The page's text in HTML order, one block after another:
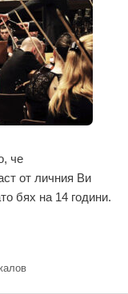
че
от личния Ви
бях на 14 години.